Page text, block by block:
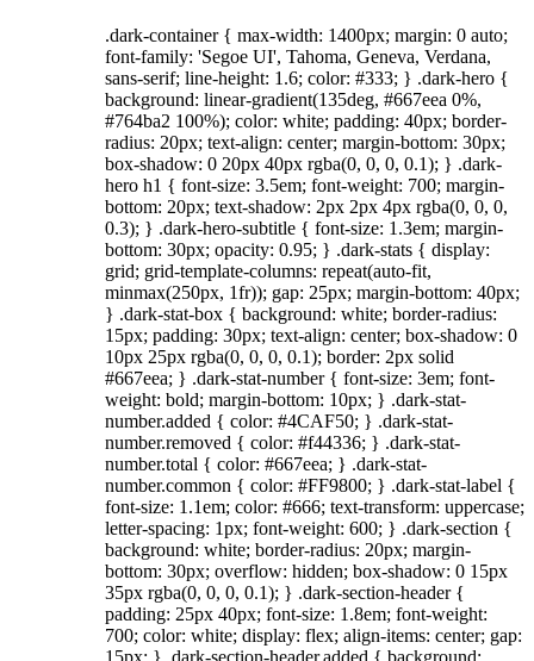
.dark-container { max-width: 1400px; margin: 0 auto;
font-family: 'Segoe UI', Tahoma, Geneva, Verdana,
sans-serif; line-height: 1.6; color: #333; } .dark-hero {
background: linear-gradient(135deg, #667eea 0%,
#764ba2 100%); color: white; padding: 40px; border-
radius: 20px; text-align: center; margin-bottom: 30px;
box-shadow: 0 20px 40px rgba(0, 0, 0, 0.1); } .dark-
hero h1 { font-size: 3.5em; font-weight: 700; margin-
bottom: 20px; text-shadow: 2px 2px 4px rgba(0, 0, 0,
0.3); } .dark-hero-subtitle { font-size: 1.3em; margin-
bottom: 30px; opacity: 0.95; } .dark-stats { display:
grid; grid-template-columns: repeat(auto-fit,
minmax(250px, 1fr)); gap: 25px; margin-bottom: 40px;
} .dark-stat-box { background: white; border-radius:
15px; padding: 30px; text-align: center; box-shadow: 0
10px 25px rgba(0, 0, 0, 0.1); border: 2px solid
#667eea; } .dark-stat-number { font-size: 3em; font-
weight: bold; margin-bottom: 10px; } .dark-stat-
number.added { color: #4CAF50; } .dark-stat-
number.removed { color: #f44336; } .dark-stat-
number.total { color: #667eea; } .dark-stat-
number.common { color: #FF9800; } .dark-stat-label {
font-size: 1.1em; color: #666; text-transform: uppercase;
letter-spacing: 1px; font-weight: 600; } .dark-section {
background: white; border-radius: 20px; margin-
bottom: 30px; overflow: hidden; box-shadow: 0 15px
35px rgba(0, 0, 0, 0.1); } .dark-section-header {
padding: 25px 40px; font-size: 1.8em; font-weight:
700; color: white; display: flex; align-items: center; gap:
15px; } .dark-section-header.added { background: